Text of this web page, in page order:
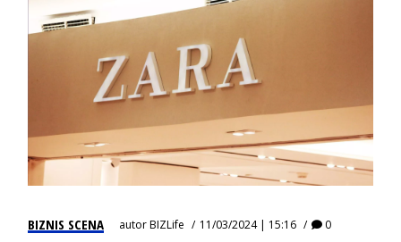
BIZNIS SCENA autorBIZLife 11/03/2024 | 15:16 0